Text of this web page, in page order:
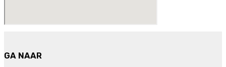
GA NAAR